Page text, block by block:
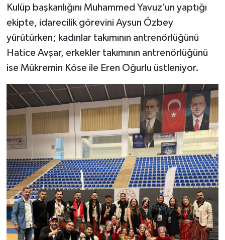
Kulüp başkanlığını Muhammed Yavuz’un yaptığı
ekipte, idarecilik görevini Aysun Özbey
yürütürken; kadınlar takımının antrenörlüğünü
Hatice Avşar, erkekler takımının antrenörlüğünü
ise Mükremin Köse ile Eren Oğurlu üstleniyor.